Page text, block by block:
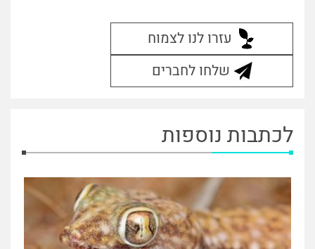
עזרו לנו לצמוח
שלחו לחברים
לכתבות נוספות